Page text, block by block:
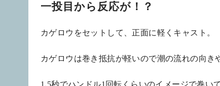
一投目から反応が！？
カゲロウをセットして、正面に軽くキャスト。
カゲロウは巻き抵抗が軽いので潮の流れの向き
1.5秒でハンドル1回転くらいのイメージで巻い